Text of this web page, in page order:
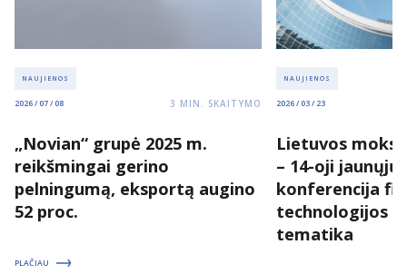
NAUJIENOS
2026 / 07 / 08 3 MIN. SKAITYMO
„Novian“ grupė 2025 m.
reikšmingai gerino
pelningumą, eksportą augino
52 proc.
PLAČIAU
NAUJIENOS
2026 / 03 / 23
Lietuvos
– 14-oji
konferencija
technologijos
tematika